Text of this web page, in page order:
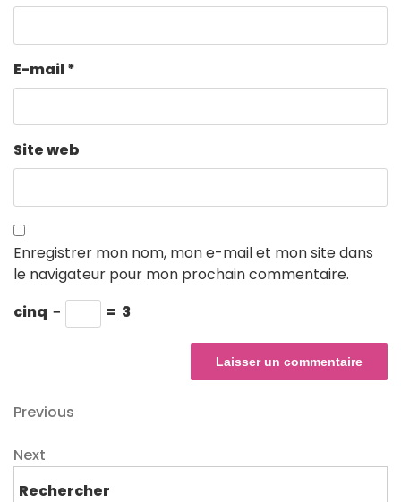
E-mail*
Site web
Enregistrer mon nom, mon e-mail et mon site dans
le navigateur pour mon prochain commentaire.
cinq − = 3
Navigation
de
l’article
Previous
Previous
Next
Next
Rechercher